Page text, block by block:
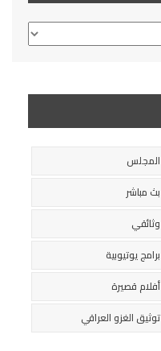
المجلس
بث مباشر
وثائقي
برامج يوتيوبية
أفلام قصيرة
توثيق الغزو العراقي